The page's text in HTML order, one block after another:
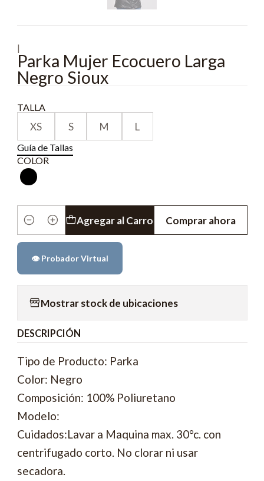
|
Parka Mujer Ecocuero Larga
Negro Sioux
TALLA
XS S M L
Guía de Tallas
COLOR
Cantidad
Agregar al Carro Comprar ahora
👁️ Probador Virtual
Mostrar stock de ubicaciones
DESCRIPCIÓN
Tipo de Producto: Parka
Color: Negro
Composición: 100% Poliuretano
Modelo:
Cuidados:Lavar a Maquina max. 30°c. con
centrifugado corto. No clorar ni usar
secadora.